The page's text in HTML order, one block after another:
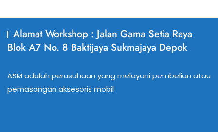
Alamat Workshop : Jalan Gama Setia Raya
Blok A7 No. 8 Baktijaya Sukmajaya Depok
ASM adalah perusahaan yang melayani pembelian atau
pemasangan aksesoris mobil